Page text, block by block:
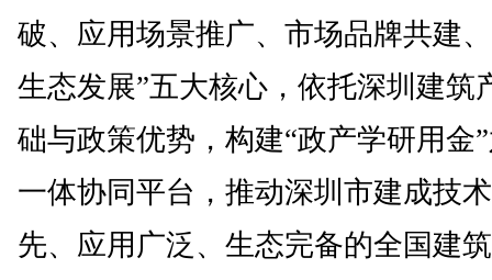
破、应用场景推广、市场品牌共建
生态发展”五大核心，依托深圳建筑
础与政策优势，构建“政产学研用金
一体协同平台，推动深圳市建成技
先、应用广泛、生态完备的全国建